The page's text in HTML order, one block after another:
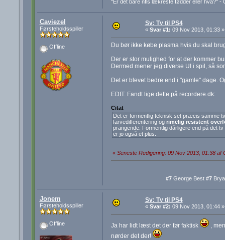
"Er det bare nfls lækreste fødder eller hva?" -
Caviezel
Førsteholdsspiller
Offline
Sv: Tv til PS4
« Svar #1: 09 Nov 2013, 01:33 »
Du bør ikke købe plasma hvis du skal
Der er stor mulighed for at der kommer
Dermed mener jeg diverse UI i spil, så
Det er blevet bedre end i "gamle" dage.
EDIT: Fandt lige dette på recordere.dk:
Citat
Det er formentlig teknisk set præcis samme
farvedifferentering og rimelig resistent
prangende. Formentlig dårligere end på det
er jo også et plus.
« Seneste Redigering: 09 Nov 2013, 01:38 af
#7George Best #7
Jonem
Førsteholdsspiller
Offline
Sv: Tv til PS4
« Svar #2: 09 Nov 2013, 01:44 »
Ja har lidt læst det der før faktisk
,
nørder det der!